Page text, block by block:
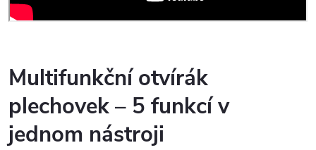
K
O
C
H
B
L
Multifunkční otvírák
plechovek – 5 funkcí v
jednom nástroji